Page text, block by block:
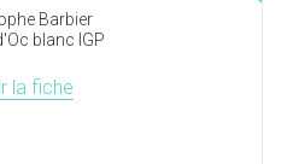
Barbier
blanc IGP
la fiche